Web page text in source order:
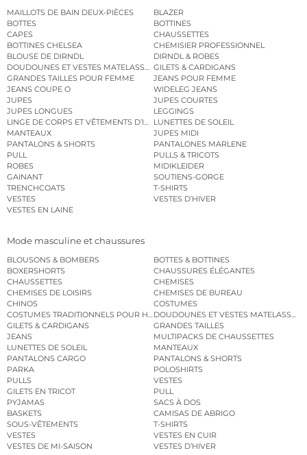
MAILLOTS DE BAIN DEUX-PIÈCES
BLAZER
BOTTES
BOTTINES
CAPES
CHAUSSETTES
BOTTINES CHELSEA
CHEMISIER PROFESSIONNEL
BLOUSE DE DIRNDL
DIRNDL & ROBES
DOUDOUNES ET VESTES MATELASSÉESGILETS & CARDIGANS
GRANDES TAILLES POUR FEMME
JEANS POUR FEMME
JEANS COUPE O
WIDELEG JEANS
JUPES
JUPES COURTES
JUPES LONGUES
LEGGINGS
LINGE DE CORPS ET VÊTEMENTS D’INTÉRIEURLUNETTES DE SOLEIL
MANTEAUX
JUPES MIDI
PANTALONS & SHORTS
PANTALONES MARLENE
PULL
PULLS & TRICOTS
ROBES
MIDIKLEIDER
GAINANT
SOUTIENS-GORGE
TRENCHCOATS
T-SHIRTS
VESTES
VESTES D’HIVER
VESTES EN LAINE
Mode masculine et chaussures
BLOUSONS & BOMBERS
BOTTES & BOTTINES
BOXERSHORTS
CHAUSSURES ÉLÉGANTES
CHAUSSETTES
CHEMISES
CHEMISES DE LOISIRS
CHEMISES DE BUREAU
CHINOS
COSTUMES
COSTUMES TRADITIONNELS POUR HOMMEDOUDOUNES ET VESTES MATELASSÉES
GILETS & CARDIGANS
GRANDES TAILLES
JEANS
MULTIPACKS DE CHAUSSETTES
LUNETTES DE SOLEIL
MANTEAUX
PANTALONS CARGO
PANTALONS & SHORTS
PARKA
POLOSHIRTS
PULLS
VESTES
GILETS EN TRICOT
PULL
PYJAMAS
SACS À DOS
BASKETS
CAMISAS DE ABRIGO
SOUS-VÊTEMENTS
T-SHIRTS
VESTES
VESTES EN CUIR
VESTES DE MI-SAISON
VESTES D’HIVER